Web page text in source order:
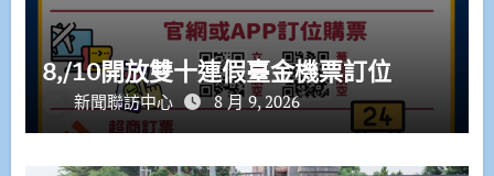
8,/10開放雙十連假臺金機票訂位
新聞聯訪中心 8 月 9, 2026